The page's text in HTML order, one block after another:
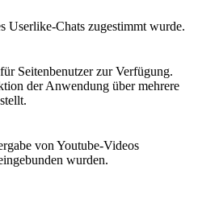
Userlike-Chats zugestimmt wurde.
Seitenbenutzer zur Verfügung.
der Anwendung über mehrere
von Youtube-Videos
wurden.